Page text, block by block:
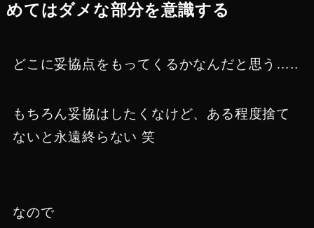
めてはダメな部分を意識する
どこに妥協点をもってくるかなんだと思う…..
もちろん妥協はしたくなけど、ある程度捨て
ないと永遠終らない 笑
なので